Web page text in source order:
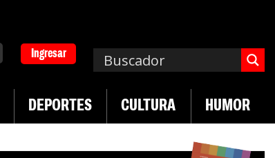
Ingresar
DEPORTES CULTURA HUMOR